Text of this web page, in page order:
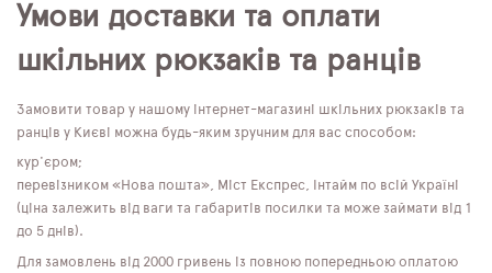
Умови доставки та оплати
шкільних рюкзаків та ранців
Замовити товар у нашому інтернет-магазині шкільних рюкзаків та
ранців у Києві можна будь-яким зручним для вас способом:
кур'єром;
перевізником «Нова пошта», Міст Експрес, Інтайм по всій Україні
(ціна залежить від ваги та габаритів посилки та може займати від 1
до 5 днів).
Для замовлень від 2000 гривень із повною попередньою оплатою